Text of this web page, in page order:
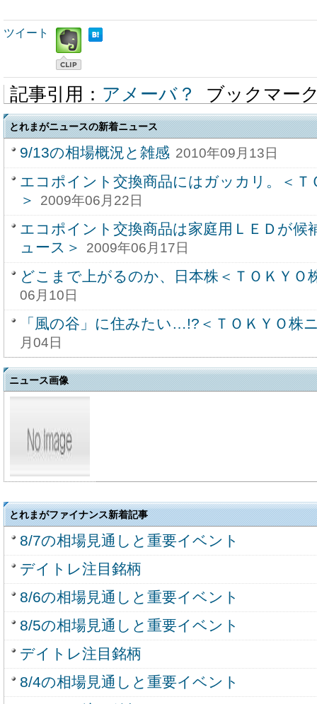
ツイート
記事引用： アメーバ？ ブックマー
とれまがニュースの新着ニュース
9/13の相場概況と雑感 2010年09月13日
エコポイント交換商品にはガッカリ。＜Ｔ
＞
2009年06月22日
エコポイント交換商品は家庭用ＬＥＤが候
ュース＞
2009年06月17日
どこまで上がるのか、日本株＜ＴＯＫＹＯ
06月10日
「風の谷」に住みたい…!?＜ＴＯＫＹＯ株
月04日
ニュース画像
とれまがファイナンス新着記事
8/7の相場見通しと重要イベント
デイトレ注目銘柄
8/6の相場見通しと重要イベント
8/5の相場見通しと重要イベント
デイトレ注目銘柄
8/4の相場見通しと重要イベント